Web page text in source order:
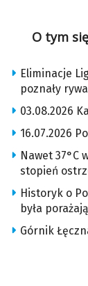
O tym
Eliminacje
poznały
03.08.2026
16.07.2026
Nawet 37°C
stopień
Historyk o
była
Górnik